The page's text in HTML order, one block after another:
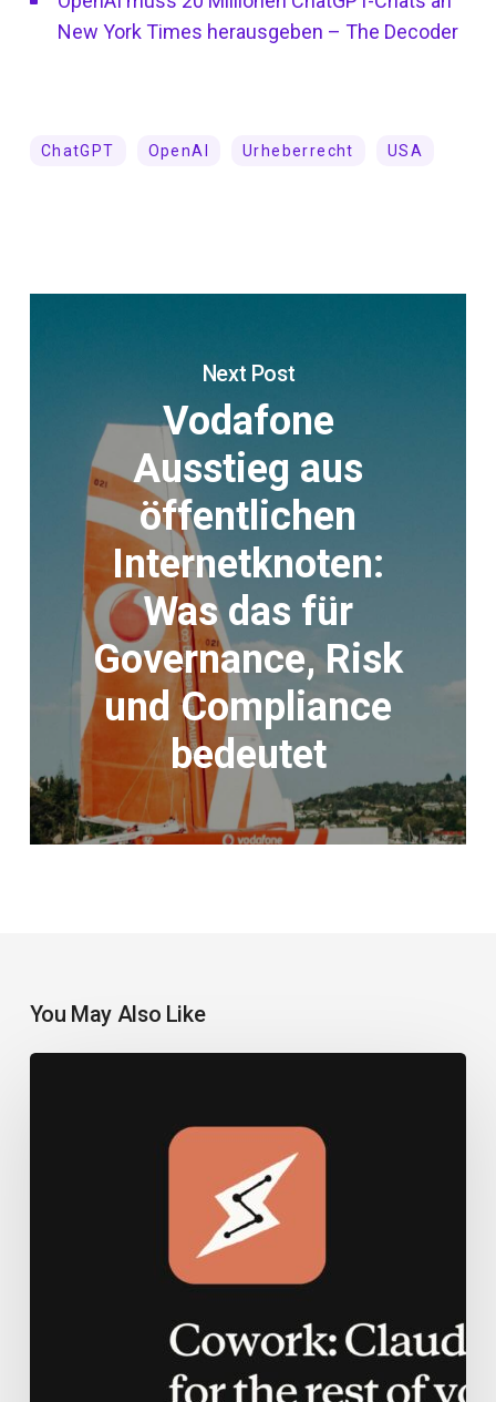
New York Times herausgeben – The Decoder
ChatGPT OpenAI Urheberrecht USA
Next Post
Vodafone
Ausstieg aus
öffentlichen
Internetknoten:
Was das für
Governance, Risk
und Compliance
bedeutet
You May Also Like